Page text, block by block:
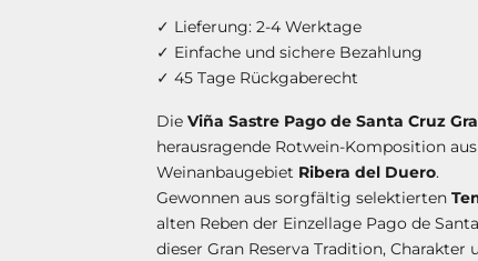
✓ Lieferung: 2-4 Werktage
✓ Einfache und sichere Bezahlung
✓ 45 Tage Rückgaberecht
Die Viña Sastre Pago de Santa Cruz
herausragende Rotwein-Komposition
Weinanbaugebiet Ribera del Duero.
Gewonnen aus sorgfältig selektierten
alten Reben der Einzellage Pago de
dieser Gran Reserva Tradition, Charakter